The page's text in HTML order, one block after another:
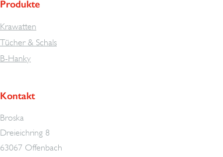
Produkte
Krawatten
Tücher & Schals
B-Hanky
Kontakt
Broska
Dreieichring 8
63067 Offenbach